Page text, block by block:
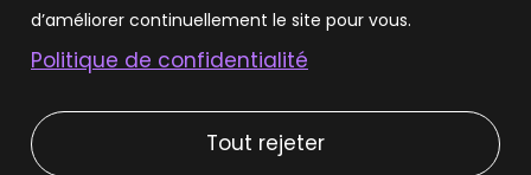
Louer une Tesla Model 3
Louer une Tesla Model Y
Types de location
d’améliorer continuellement le site pour vous.
Politique de confidentialité
Tout rejeter